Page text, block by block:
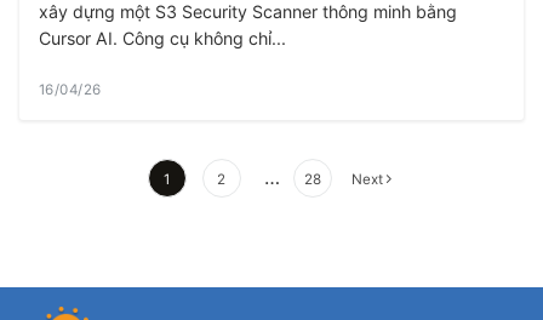
xây dựng một S3 Security Scanner thông minh bằng
Cursor AI. Công cụ không chỉ...
16/04/26
viết
1 2 … 28 Next